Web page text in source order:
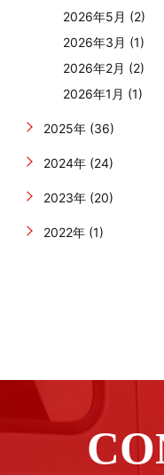
2026年5月 (2)
2026年3月 (1)
2026年2月 (2)
2026年1月 (1)
2025年 (36)
2024年 (24)
2023年 (20)
2022年 (1)